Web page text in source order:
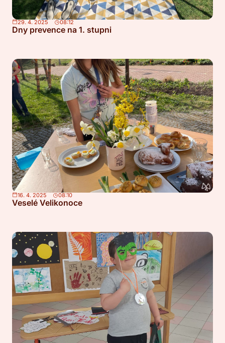
29. 4. 2025 08:12
Dny prevence na 1. stupni
16. 4. 2025 08:10
Veselé Velikonoce